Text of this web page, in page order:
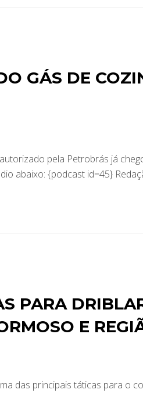
GÁS DE
pela Petrobrás já
abaixo: {podcast id=45}
PARA
E
das principais táticas para o